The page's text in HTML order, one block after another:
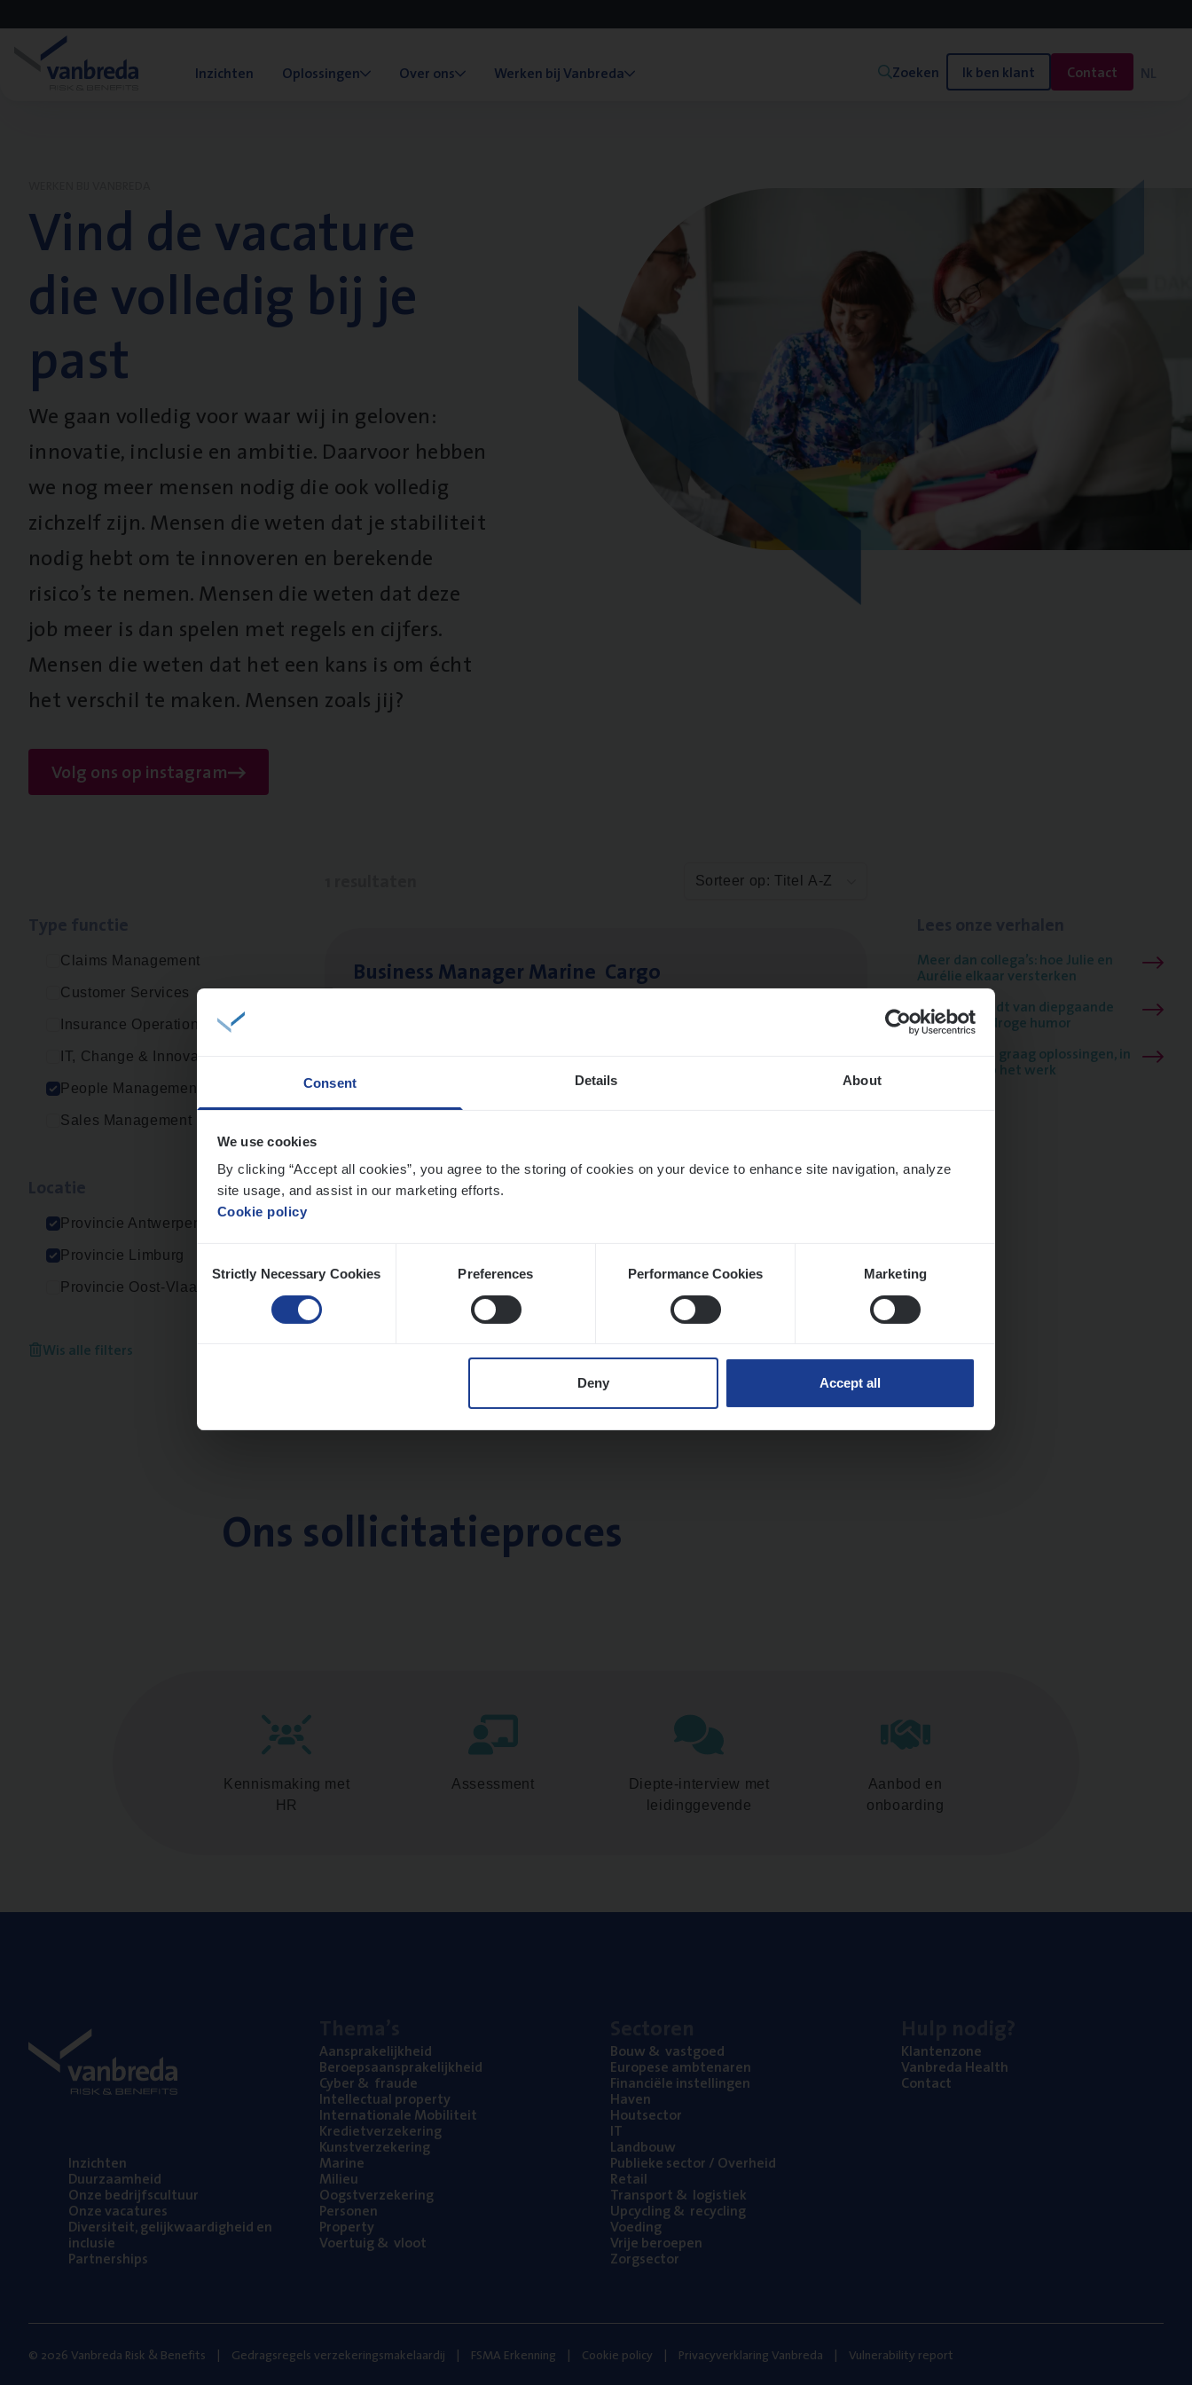
Consent Details About
We use cookies
By clicking “Accept all cookies”, you agree to the storing of cookies on your device to enhance site navigation, analyze
site usage, and assist in our marketing efforts.
Cookie policy
Selection
Strictly Necessary Cookies Preferences Performance Cookies Marketing
Deny Accept all
Inzichten Oplossingen Over ons Werken bij Vanbreda Zoeken Ik ben klant Contact NL
Vind de vacature
die volledig bij je
past
We gaan volledig voor waar wij in geloven:
innovatie, inclusie en ambitie. Daarvoor hebben
we nog meer mensen nodig die ook volledig
zichzelf zijn. Mensen die weten dat je stabiliteit
nodig hebt om te innoveren en berekende
risico’s te nemen. Mensen die weten dat deze
job meer is dan spelen met regels en cijfers.
Mensen die weten dat het een kans is om écht
het verschil te maken. Mensen zoals jij?
Volg ons op instagram
Claims Management
Customer Services
Insurance Operations
IT, Change & Innovation
People Management
Sales Management
Provincie Antwerpen
Provincie Limburg
Provincie Oost-Vlaanderen
Wis alle filters
Sorteer op: Titel A-Z
Busi­ness Mana­ger Mari­ne Cargo Meer dan collega’s: hoe Julie en
Aurélie elkaar versterken
Mathias houdt van diepgaande
dossiers én droge humor
Thalia zoekt graag oplossingen, in
games én op het werk
Ons sollicitatieproces
Kennismaking met
HR
Assessment
Diepte-interview met
leidinggevende
Aanbod en
onboarding
Inzich­ten
Duur­zaam­heid
Onze bedrijfs­cul­tuur
Onze vaca­tu­res
Diver­si­teit, gelijk­waar­dig­heid en
inclusie
Part­ner­ships
Aan­spra­ke­lijk­heid
Beroeps­aan­spra­ke­lijk­heid
Cyber& fraude
Intel­lec­tu­al property
Inter­na­ti­o­na­le Mobiliteit
Kre­diet­ver­ze­ke­ring
Kunst­ver­ze­ke­ring
Mari­ne
Mili­eu
Oogst­ver­ze­ke­ring
Per­so­nen
Pro­per­ty
Voer­tuig& vloot
Bouw& vastgoed
Euro­pe­se ambtenaren
Finan­ci­ë­le instellingen
Haven
Hout­sec­tor
IT
Land­bouw
Publie­ke sec­tor / Overheid
Retail
Trans­port& logistiek
Upcy­cling& recycling
Voe­ding
Vrije beroe­pen
Zorg­sec­tor
Klan­ten­zo­ne
Van­b­re­da Health
Con­tact
© 2026 Vanbreda Risk & Benefits Gedragsregels verzekeringsmakelaardij FSMA Erkenning Cookie policy Privacyverklaring Vanbreda Vulnerability report